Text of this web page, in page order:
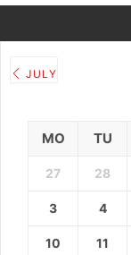
JULY
MO TU
27 28
3 4
10 11